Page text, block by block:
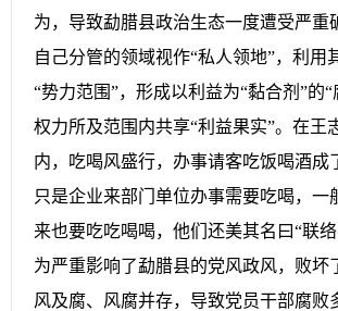
为，导致勐腊县政治生态一度遭受严重
自己分管的领域视作“私人领地”，利用
“势力范围”，形成以利益为“黏合剂”的
权力所及范围内共享“利益果实”。在王
内，吃喝风盛行，办事请客吃饭喝酒成
只是企业来部门单位办事需要吃喝，一
来也要吃吃喝喝，他们还美其名曰“联
为严重影响了勐腊县的党风政风，败坏
风及腐、风腐并存，导致党员干部腐败